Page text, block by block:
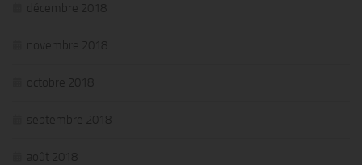
décembre 2018
novembre 2018
octobre 2018
septembre 2018
août 2018